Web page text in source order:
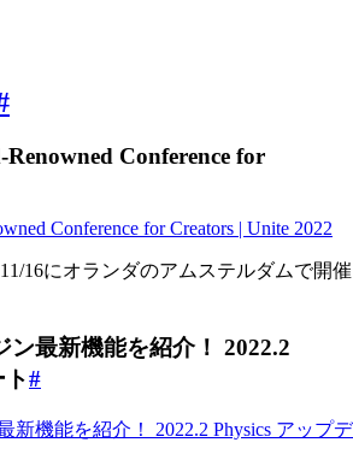
Conference for
Conference for Creators | Unite 2022
16にオランダのアムステルダムで開催
最新機能を紹介！ 2022.2
#
新機能を紹介！ 2022.2 Physics アップデ